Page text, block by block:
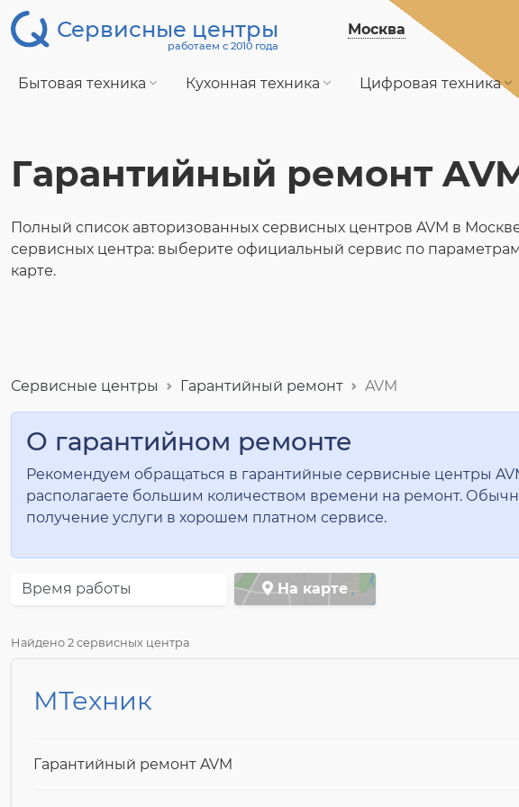
Сервисные центры
работаем с 2010 года
Москва
Бытовая техника Кухонная техника Цифровая техника
Гарантийный ремонт
Полный список авторизованных сервисных центров AVM в
сервисных центра: выберите официальный сервис по
карте.
Сервисные центры Гарантийный ремонт AVM
О гарантийном ремонте
Рекомендуем обращаться в гарантийные сервисные центры
располагаете большим количеством времени на ремонт.
получение услуги в хорошем платном сервисе.
Время работы На карте
Найдено 2 сервисных центра
МТехник
Гарантийный ремонт AVM